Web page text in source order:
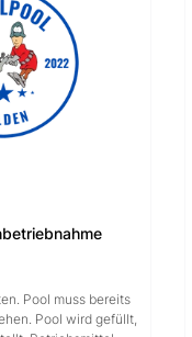
Pool muss bereits
Pool wird gefüllt,